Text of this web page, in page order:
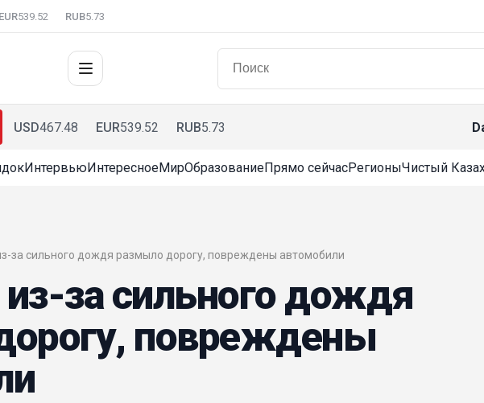
EUR539.52 RUB5.73
USD467.48 EUR539.52 RUB5.73
ИнтервьюИнтересноеМирОбразованиеПрямо сейчасРегионыЧистый
за сильного дождя размыло дорогу, повреждены автомобили
за сильного дождя
повреждены